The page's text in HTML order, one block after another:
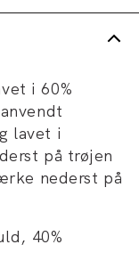
i 60%
lavet i
på trøjen
nederst på
40%